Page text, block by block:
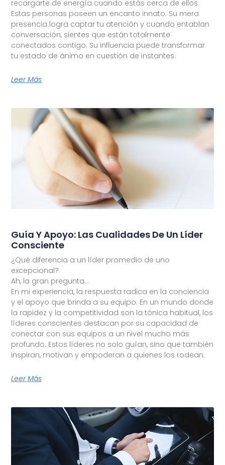
recargarte de energía cuando estás cerca de ellos.
Estas personas poseen un encanto innato. Su mera
presencia logra captar tu atención y cuando entablan
conversación, sientes que están totalmente
conectados contigo. Su influencia puede transformar
tu estado de ánimo en cuestión de instantes.
Leer Más
Guía Y Apoyo: Las Cualidades De Un Líder
Consciente
¿Qué diferencia a un líder promedio de uno
excepcional?
Ah, la gran pregunta…
En mi experiencia, la respuesta radica en la conciencia
y el apoyo que brinda a su equipo. En un mundo donde
la rapidez y la competitividad son la tónica habitual, los
líderes conscientes destacan por su capacidad de
conectar con sus equipos a un nivel mucho más
profundo. Estos líderes no solo guían, sino que también
inspiran, motivan y empoderan a quienes los rodean.
Leer Más